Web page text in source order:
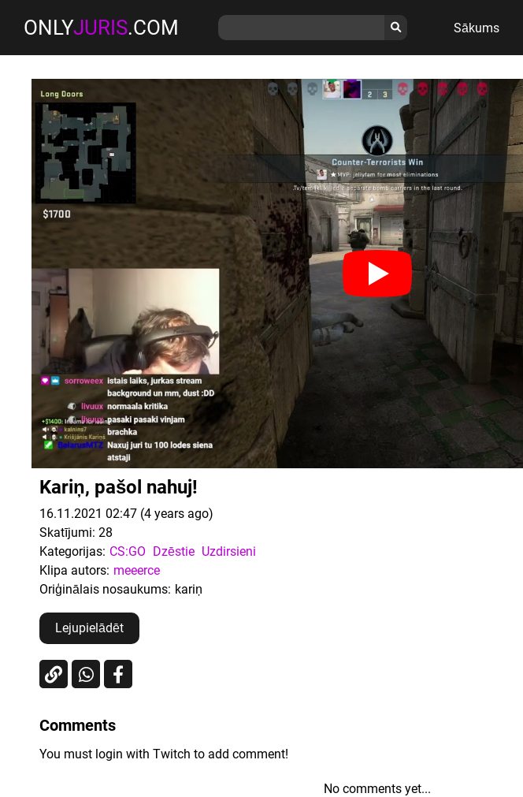
ONLYJURIS.COM Sākums
Kariņ, pašol nahuj!
16.11.2021 02:47 (4 years ago)
Skatījumi: 28
Kategorijas: CS:GO Dzēstie Uzdirsieni
Klipa autors: meeerce
Oriģinālais nosaukums: kariņ
Lejupielādēt
Comments
You must login with Twitch to add comment!
No comments yet...